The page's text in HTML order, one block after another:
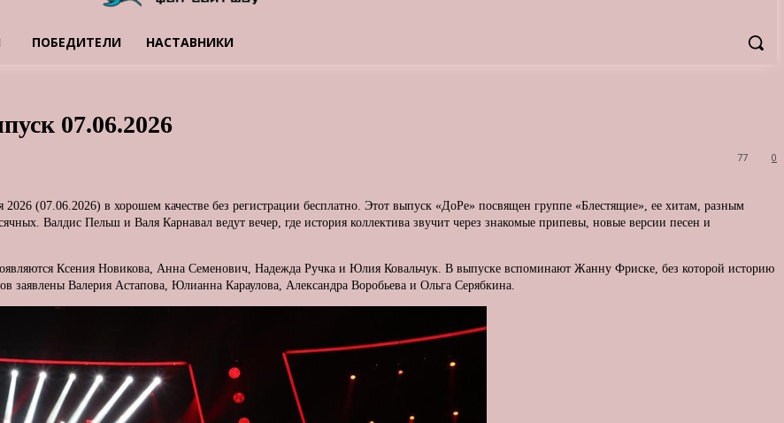
ПОБЕДИТЕЛИ НАСТАВНИКИ
07.06.2026
0
77
(07.06.2026) в хорошем качестве без регистрации бесплатно. Этот выпуск «ДоРе» посвящен группе «Блестящие», ее хитам, разным
Валдис Пельш и Валя Карнавал ведут вечер, где история коллектива звучит через знакомые припевы, новые версии песен и
Ксения Новикова, Анна Семенович, Надежда Ручка и Юлия Ковальчук. В выпуске вспоминают Жанну Фриске, без которой историю
заявлены Валерия Астапова, Юлианна Караулова, Александра Воробьева и Ольга Серябкина.